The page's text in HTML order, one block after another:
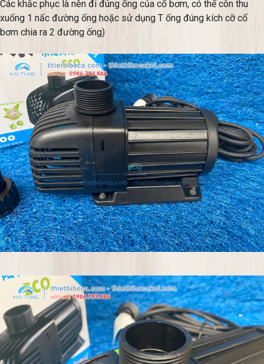
Các khắc phục là nên đi đúng ống của cổ bơm, có thể côn thu
xuống 1 nấc đường ống hoặc sử dụng T ống đúng kích cỡ cổ
bơm chia ra 2 đường ống)